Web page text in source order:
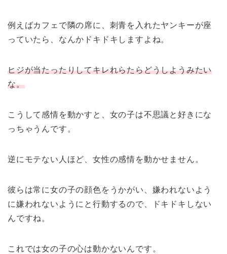
例えばカフェで隣の席に、刺青を入れたヤンキーが座
っていたら、なんかドキドキしますよね。
ヒジが当たったりしてキレれらたらどうしようみたい
な。
こうして感情を動かすと、女の子は不思議と好きにな
っちゃうんです。
逆にモテない人ほど、女性の感情を動かせません。
彼らは常に女の子の顔色をうかがい、嫌われないよう
に嫌われないようにと行動するので、ドキドキしない
んですね。
これでは女の子の心は動かないんです。